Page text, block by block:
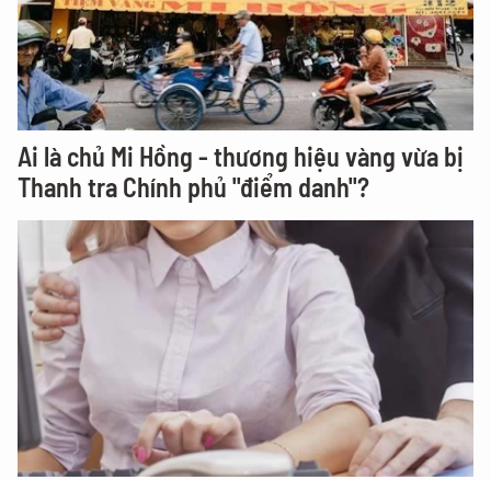
Ai là chủ Mi Hồng - thương hiệu vàng vừa bị
Thanh tra Chính phủ "điểm danh"?